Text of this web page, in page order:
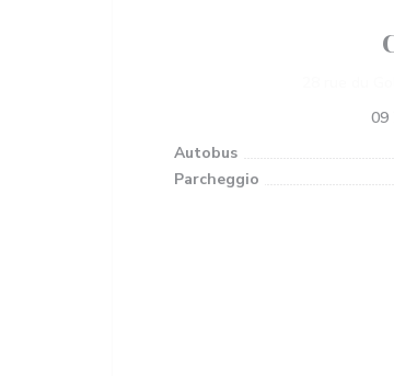
09
Autobus
Parcheggio